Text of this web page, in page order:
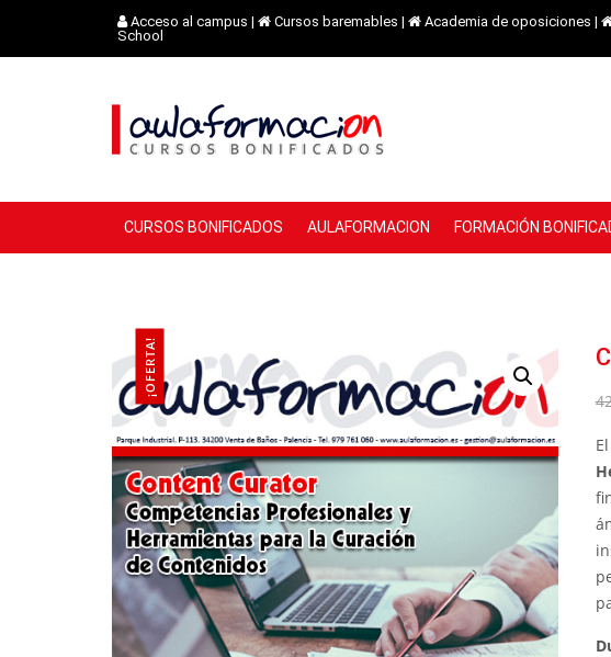
Acceso al campus | Cursos baremables | Academia de oposiciones |
School
CURSOS BONIFICADOS AULAFORMACION FORMACIÓN
¡OFERTA!